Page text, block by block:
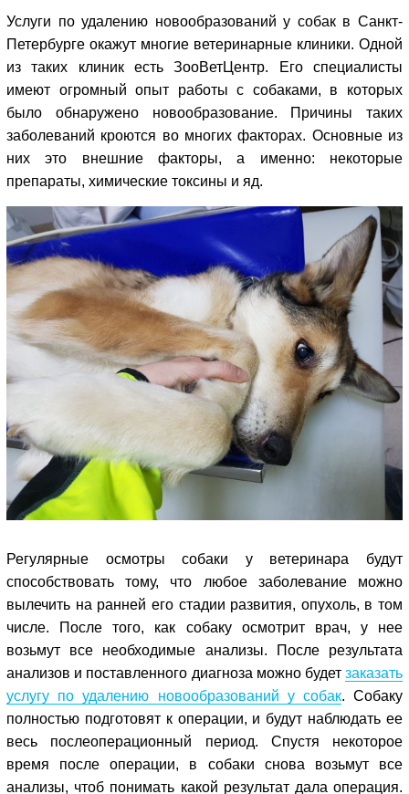
Услуги по удалению новообразований у собак в Санкт-
Петербурге окажут многие ветеринарные клиники. Одной
из таких клиник есть ЗооВетЦентр. Его специалисты
имеют огромный опыт работы с собаками, в которых
было обнаружено новообразование. Причины таких
заболеваний кроются во многих факторах. Основные из
них это внешние факторы, а именно: некоторые
препараты, химические токсины и яд.
Регулярные осмотры собаки у ветеринара будут
способствовать тому, что любое заболевание можно
вылечить на ранней его стадии развития, опухоль, в том
числе. После того, как собаку осмотрит врач, у нее
возьмут все необходимые анализы. После результата
анализов и поставленного диагноза можно будет заказать
услугу по удалению новообразований у собак. Собаку
полностью подготовят к операции, и будут наблюдать ее
весь послеоперационный период. Спустя некоторое
время после операции, в собаки снова возьмут все
анализы, чтоб понимать какой результат дала операция.